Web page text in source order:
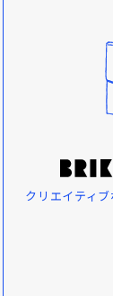
クリエイティ